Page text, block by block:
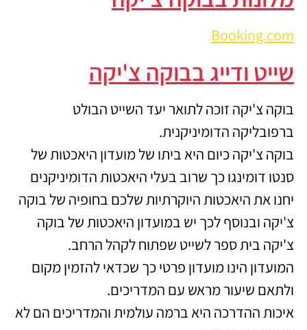
Booking.com
שייט ודייג בבוקה צ'יקה
בוקה צ'יקה זוכה לתואר יעד השייט הבולט
ברפובליקה הדומיניקנית.
בוקה צ'יקה כיום היא ביתו של מועדון היאכטות של
סנטו דומינגו כך שרוב בעלי היאכטות הדומיניקנים
יחנו את היאכטות היוקרתיות שלכם בחופיה של בוקה
צ'יקה ובנוסף לכך יש במועדון היאכטות של בוקה
צ'יקה בית ספר לשייט שפתוח לקהל הרחב.
המועדון הינו מועדון פרטי כך שכדאי להזמין מקום
ולתאם שיעור מראש עם המדריכים.
איכות ההדרכה היא ברמה עולמית והמדריכים הם לא